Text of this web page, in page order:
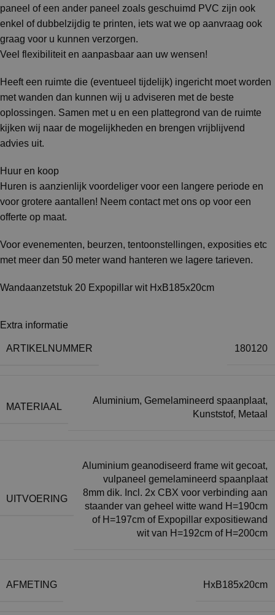
paneel of een ander paneel zoals geschuimd PVC zijn ook
enkel of dubbelzijdig te printen, iets wat we op aanvraag ook
graag voor u kunnen verzorgen.
Veel flexibiliteit en aanpasbaar aan uw wensen!
Heeft een ruimte die (eventueel tijdelijk) ingericht moet worden
met wanden dan kunnen wij u adviseren met de beste
oplossingen. Samen met u en een plattegrond van de ruimte
kijken wij naar de mogelijkheden en brengen vrijblijvend
advies uit.
Huur en koop
Huren is aanzienlijk voordeliger voor een langere periode en
voor grotere aantallen! Neem contact met ons op voor een
offerte op maat.
Voor evenementen, beurzen, tentoonstellingen, exposities etc
met meer dan 50 meter wand hanteren we lagere tarieven.
Wandaanzetstuk 20 Expopillar wit HxB185x20cm
Extra informatie
ARTIKELNUMMER 180120
MATERIAAL
Aluminium, Gemelamineerd spaanplaat,
Kunststof, Metaal
UITVOERING
Aluminium geanodiseerd frame wit gecoat,
vulpaneel gemelamineerd spaanplaat
8mm dik. Incl. 2x CBX voor verbinding aan
staander van geheel witte wand H=190cm
of H=197cm of Expopillar expositiewand
wit van H=192cm of H=200cm
AFMETING HxB185x20cm